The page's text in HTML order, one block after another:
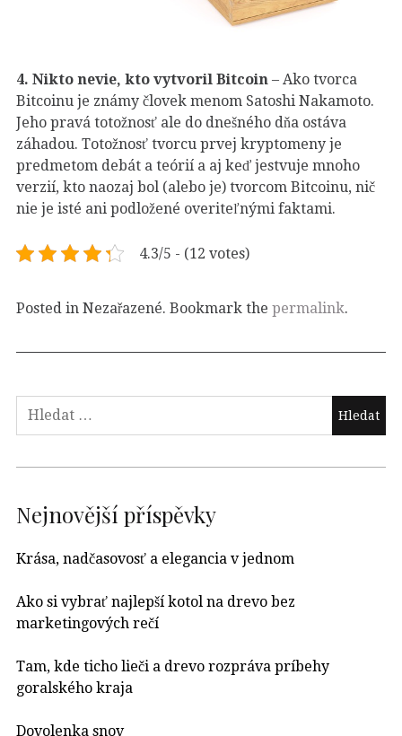
4. Nikto nevie, kto vytvoril Bitcoin – Ako tvorca
Bitcoinu je známy človek menom Satoshi Nakamoto.
Jeho pravá totožnosť ale do dnešného dňa ostáva
záhadou. Totožnosť tvorcu prvej kryptomeny je
predmetom debát a teórií a aj keď jestvuje mnoho
verzií, kto naozaj bol (alebo je) tvorcom Bitcoinu, nič
nie je isté ani podložené overiteľnými faktami.
4.3/5 - (12 votes)
Posted in Nezařazené. Bookmark the permalink.
Nejnovější příspěvky
Krása, nadčasovosť a elegancia v jednom
Ako si vybrať najlepší kotol na drevo bez
marketingových rečí
Tam, kde ticho lieči a drevo rozpráva príbehy
goralského kraja
Dovolenka snov